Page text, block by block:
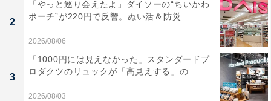
2
「やっと巡り会えたよ」ダイソーの“ちいかわ
ポーチ”が220円で反響。ぬい活＆防災...
2026/08/06
3
「1000円には見えなかった」スタンダードプ
ロダクツのリュックが「高見えする」の...
2026/08/03